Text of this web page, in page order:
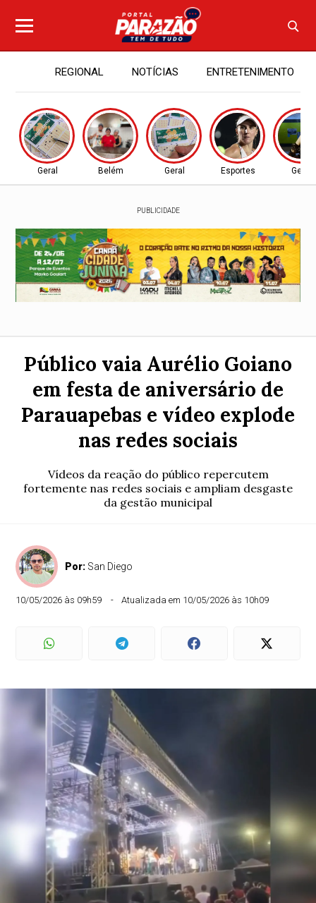
REGIONAL NOTÍCIAS ENTRETENIMENTO
Geral Belém Geral Esportes Geral
PUBLICIDADE
Público vaia Aurélio Goiano
em festa de aniversário de
Parauapebas e vídeo explode
nas redes sociais
Vídeos da reação do público repercutem
fortemente nas redes sociais e ampliam desgaste
da gestão municipal
Por: San Diego
10/05/2026 às 09h59 Atualizada em 10/05/2026 às 10h09